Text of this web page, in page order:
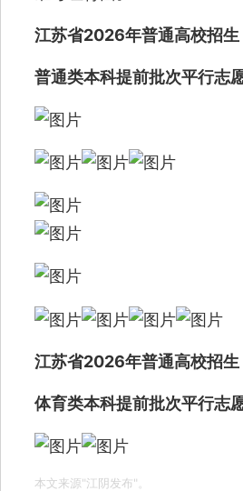
江苏省2026年普通高校招生
普通类本科提前批次平行志
江苏省2026年普通高校招生
体育类本科提前批次平行志
本文来源"江阴发布"。